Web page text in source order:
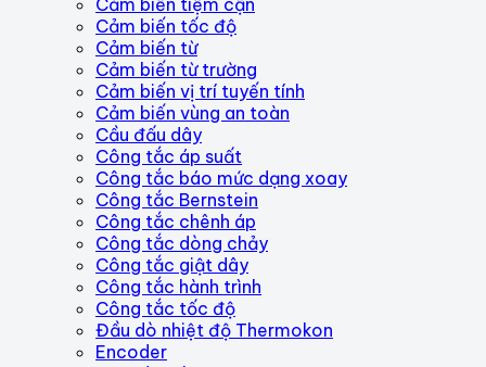
Cảm biến tốc độ
Cảm biến từ
Cảm biến từ trường
Cảm biến vị trí tuyến tính
Cảm biến vùng an toàn
Cầu đấu dây
Công tắc áp suất
Công tắc báo mức dạng xoay
Công tắc Bernstein
Công tắc chênh áp
Công tắc dòng chảy
Công tắc giật dây
Công tắc hành trình
Công tắc tốc độ
Đầu dò nhiệt độ Thermokon
Encoder